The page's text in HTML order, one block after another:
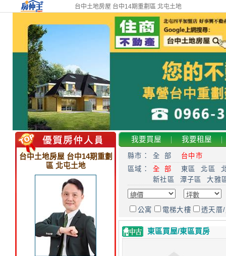
台中土地房屋 台中14期重劃區 北屯土地
台中土地房屋 台中14期重劃
區 北屯土地
我要買屋 我要租屋
縣市： 全 部
台中市
區域：
全 部 東區 北區
新社區
潭子區 大雅
公寓 電梯大樓 透天厝
東區買屋/東區買房